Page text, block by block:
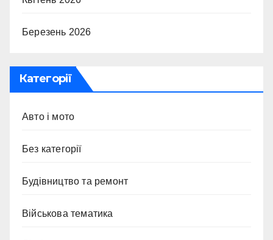
Березень 2026
Категорії
Авто і мото
Без категорії
Будівництво та ремонт
Військова тематика